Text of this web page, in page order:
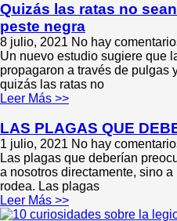
Quizás las ratas no
peste negra
8 julio, 2021 No hay
Un nuevo estudio sugiere que
propagaron a través de pulgas
quizás las ratas no
Leer Más >>
LAS PLAGAS QUE
1 julio, 2021 No hay
Las plagas que deberían
a nosotros directamente, sino
rodea. Las plagas
Leer Más >>